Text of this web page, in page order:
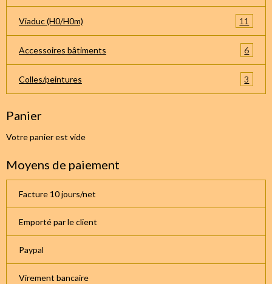
Viaduc (H0/H0m) 11
Accessoires bâtiments 6
Colles/peintures 3
Panier
Votre panier est vide
Moyens de paiement
Facture 10 jours/net
Emporté par le client
Paypal
Virement bancaire